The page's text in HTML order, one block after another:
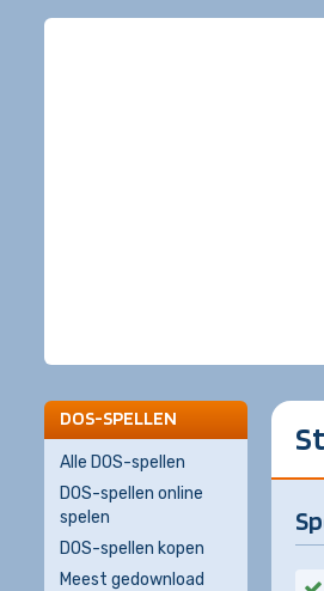
DOS-SPELLEN
Alle DOS-spellen
DOS-spellen online
spelen
DOS-spellen kopen
Meest gedownload